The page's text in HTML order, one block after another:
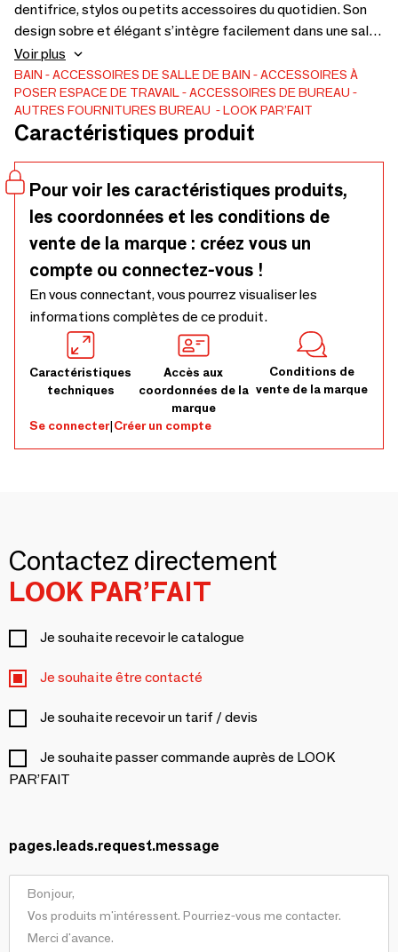
dentifrice, stylos ou petits accessoires du quotidien. Son
design sobre et élégant s’intègre facilement dans une salle
de bain’ un bureau ou une chambre. Pratique et compact, il
permet de garder les objets essentiels bien organisés et
toujours à portée de main. Ce pot est fabriqué en
Jesmonite. Taille ( 10cm de hauteur et ø7cm). Disponible
en gris, beige, terracotta, bleu.
Voir plus
BAIN ACCESSOIRES DE SALLE DE BAIN
ACCESSOIRES À
POSER ESPACE DE TRAVAIL
ACCESSOIRES DE BUREAU
AUTRES FOURNITURES BUREAU
LOOK PAR’FAIT
Caractéristiques produit
Pour voir les caractéristiques produits,
les coordonnées et les conditions de
vente de la marque : créez vous un
compte ou connectez-vous !
En vous connectant, vous pourrez visualiser les
informations complètes de ce produit.
Caractéristiques
techniques
Accès aux
coordonnées de la
marque
Conditions de
vente de la marque
Se connecter|Créer un compte
Contactez directement
LOOK PAR’FAIT
Je souhaite recevoir le catalogue
Je souhaite être contacté
Je souhaite recevoir un tarif / devis
Je souhaite passer commande auprès de LOOK
PAR’FAIT
pages.leads.request.message